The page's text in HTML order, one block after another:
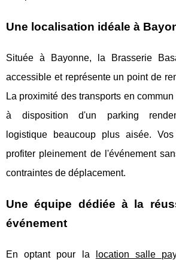
Une localisation idéale à
Située à Bayonne, la Brasserie
accessible et représente un point de
La proximité des transports en
à disposition d'un parking
logistique beaucoup plus aisée.
profiter pleinement de l'événement
contraintes de déplacement.
Une équipe dédiée à la
événement
En optant pour la location salle